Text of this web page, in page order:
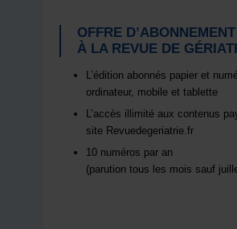
OFFRE D’ABONNEMENT
À LA REVUE DE
L’édition abonnés papier et
ordinateur, mobile et tablette
L’accès illimité aux contenus
site Revuedegeriatrie.fr
10 numéros par an
(parution tous les mois sauf